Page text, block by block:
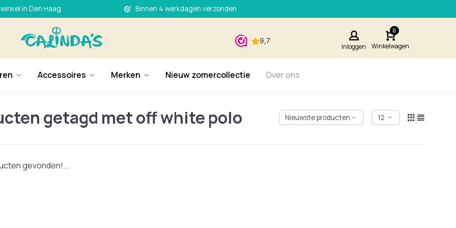
in Den Haag Binnen 4 werkdagen verzonden
Inloggen
0
Winkelwagen
Accessoires Merken Nieuw zomercollectie Over ons
getagd met off white polo
gevonden!...